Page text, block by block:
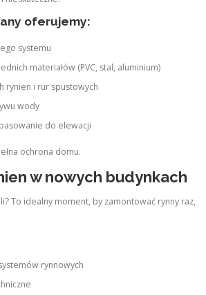
oferujemy:
systemu
materiałów (PVC, stal, aluminium)
rynien i rur spustowych
wody
do elewacji
ochrona domu.
w nowych budynkach
To idealny moment, by zamontować rynny raz,
rynnowych